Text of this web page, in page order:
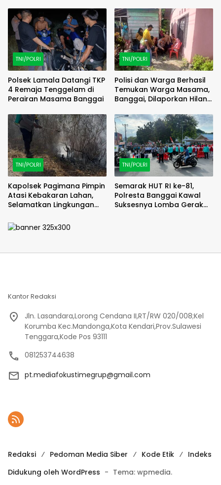
ke-81
TNI/POLRI
Polsek Lamala Datangi TKP
4 Remaja Tenggelam di
Perairan Masama Banggai
TNI/POLRI
Polisi dan Warga Berhasil
Temukan Warga Masama,
Banggai, Dilaporkan Hilang
TNI/POLRI
Kapolsek Pagimana Pimpin
Atasi Kebakaran Lahan,
Selamatkan Lingkungan
TNI/POLRI
Semarak HUT RI ke-81,
Polresta Banggai Kawal
Suksesnya Lomba Gerak
Kantor Redaksi
Jln. Lasandara,Lorong Cendana II,RT/RW 020/008;Kel
Korumba Kec.Mandonga,Kota Kendari,Prov.Sulawesi
Tenggara,Kode Pos 93111
081253744638
pt.mediafokustimegrup@gmail.com
Redaksi Pedoman Media Siber Kode Etik
Indeks
Didukung oleh WordPress - Tema: wpmedia.